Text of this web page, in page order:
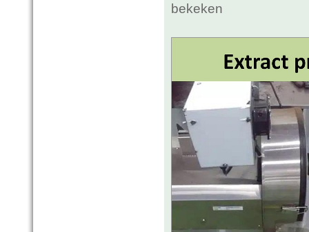
bekeken